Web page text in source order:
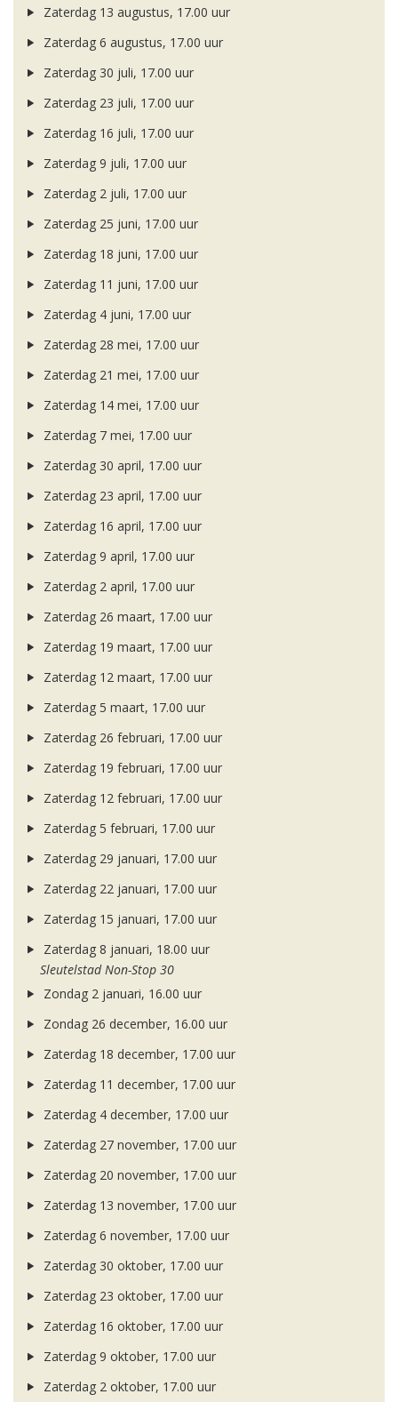
Zaterdag 13 augustus, 17.00 uur
Zaterdag 6 augustus, 17.00 uur
Zaterdag 30 juli, 17.00 uur
Zaterdag 23 juli, 17.00 uur
Zaterdag 16 juli, 17.00 uur
Zaterdag 9 juli, 17.00 uur
Zaterdag 2 juli, 17.00 uur
Zaterdag 25 juni, 17.00 uur
Zaterdag 18 juni, 17.00 uur
Zaterdag 11 juni, 17.00 uur
Zaterdag 4 juni, 17.00 uur
Zaterdag 28 mei, 17.00 uur
Zaterdag 21 mei, 17.00 uur
Zaterdag 14 mei, 17.00 uur
Zaterdag 7 mei, 17.00 uur
Zaterdag 30 april, 17.00 uur
Zaterdag 23 april, 17.00 uur
Zaterdag 16 april, 17.00 uur
Zaterdag 9 april, 17.00 uur
Zaterdag 2 april, 17.00 uur
Zaterdag 26 maart, 17.00 uur
Zaterdag 19 maart, 17.00 uur
Zaterdag 12 maart, 17.00 uur
Zaterdag 5 maart, 17.00 uur
Zaterdag 26 februari, 17.00 uur
Zaterdag 19 februari, 17.00 uur
Zaterdag 12 februari, 17.00 uur
Zaterdag 5 februari, 17.00 uur
Zaterdag 29 januari, 17.00 uur
Zaterdag 22 januari, 17.00 uur
Zaterdag 15 januari, 17.00 uur
Zaterdag 8 januari, 18.00 uur
Sleutelstad Non-Stop 30
Zondag 2 januari, 16.00 uur
Zondag 26 december, 16.00 uur
Zaterdag 18 december, 17.00 uur
Zaterdag 11 december, 17.00 uur
Zaterdag 4 december, 17.00 uur
Zaterdag 27 november, 17.00 uur
Zaterdag 20 november, 17.00 uur
Zaterdag 13 november, 17.00 uur
Zaterdag 6 november, 17.00 uur
Zaterdag 30 oktober, 17.00 uur
Zaterdag 23 oktober, 17.00 uur
Zaterdag 16 oktober, 17.00 uur
Zaterdag 9 oktober, 17.00 uur
Zaterdag 2 oktober, 17.00 uur